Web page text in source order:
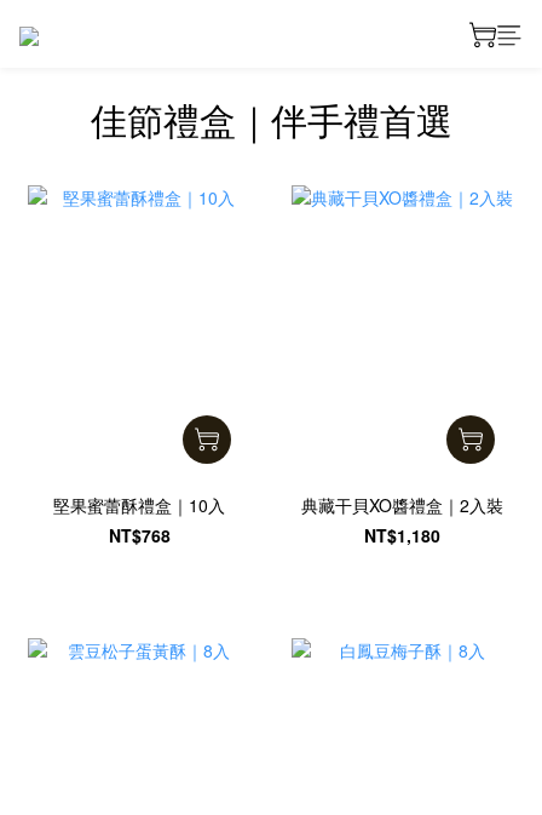
next
佳節禮盒｜伴手禮首選
堅果蜜蕾酥禮盒｜10入
NT$768
典藏干貝XO醬禮盒｜2入裝
NT$1,180